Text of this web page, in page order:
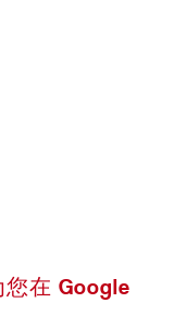
在 Google